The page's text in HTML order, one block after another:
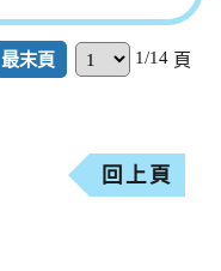
最末頁 1/14 頁
回上頁